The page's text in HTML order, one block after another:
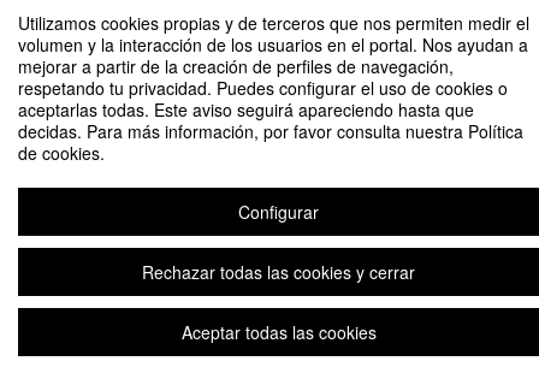
Utilizamos cookies propias y de terceros que nos permiten medir el
volumen y la interacción de los usuarios en el portal. Nos ayudan a
mejorar a partir de la creación de perfiles de navegación,
respetando tu privacidad. Puedes configurar el uso de cookies o
aceptarlas todas. Este aviso seguirá apareciendo hasta que
decidas. Para más información, por favor consulta nuestra Política
de cookies.
Configurar
Rechazar todas las cookies y cerrar
Aceptar todas las cookies
Abr '25
30
14:00Fecha de fin
Plataforma de organización de eventos Symposium